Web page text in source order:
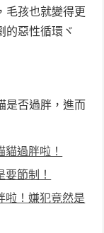
毛孩也就變得更
的惡性循環ヾ
是否過胖，進而
貓過胖啦！
節制！
啦！嫌犯竟然是